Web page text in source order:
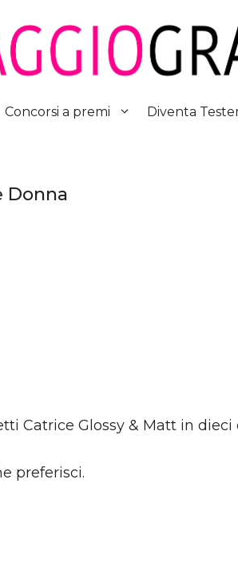
Concorsi a premi Diventa
Donna
Catrice Glossy & Matt in dieci
preferisci.